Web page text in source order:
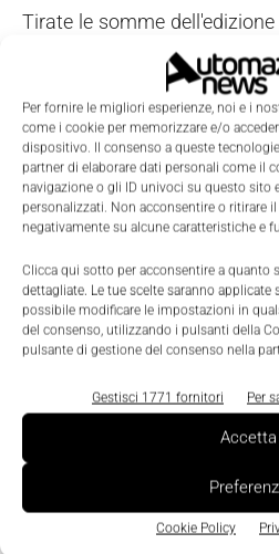
Per fornire le migliori esperienze, noi e i
come i cookie per memorizzare e/o
dispositivo. Il consenso a queste
partner di elaborare dati personali come il
navigazione o gli ID univoci su questo sito
personalizzati. Non acconsentire o ritirare
negativamente su alcune caratteristiche e
Clicca qui sotto per acconsentire a quanto
dettagliate. Le tue scelte saranno applicate
possibile modificare le impostazioni in
del consenso, utilizzando i pulsanti della
pulsante di gestione del consenso nella
Gestisci 1771 fornitori Per
Accetta
Cookie Policy
Tirate le somme
novità per il 2014 (la
). “Per la
la scelta chiara di
alla robotica di servizio”, ha
presidente del Consiglio
Vdma Robotik +
soddisfatto di questa
nel nostro settore, e
sono evidenti sinergie e
professionale ha già
commerciali di successo”.